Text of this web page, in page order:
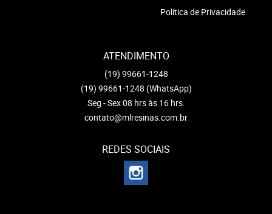
Política de Privacidade
ATENDIMENTO
(19) 99661-1248
(19) 99661-1248 (WhatsApp)
Seg - Sex 08 hrs às 16 hrs.
contato@mlresinas.com.br
REDES SOCIAIS